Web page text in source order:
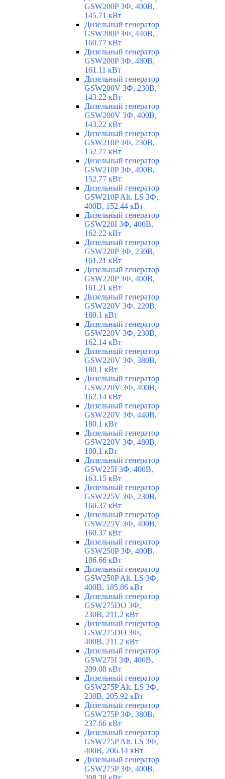
GSW200P 3Ф, 400В,
145.71 кВт
Дизельный генератор
GSW200P 3Ф, 440В,
160.77 кВт
Дизельный генератор
GSW200P 3Ф, 480В,
161.11 кВт
Дизельный генератор
GSW200V 3Ф, 230В,
143.22 кВт
Дизельный генератор
GSW200V 3Ф, 400В,
143.22 кВт
Дизельный генератор
GSW210P 3Ф, 230В,
152.77 кВт
Дизельный генератор
GSW210P 3Ф, 400В,
152.77 кВт
Дизельный генератор
GSW210P Alt. LS 3Ф,
400В, 152.44 кВт
Дизельный генератор
GSW220I 3Ф, 400В,
162.22 кВт
Дизельный генератор
GSW220P 3Ф, 230В,
161.21 кВт
Дизельный генератор
GSW220P 3Ф, 400В,
161.21 кВт
Дизельный генератор
GSW220V 3Ф, 220В,
180.1 кВт
Дизельный генератор
GSW220V 3Ф, 230В,
162.14 кВт
Дизельный генератор
GSW220V 3Ф, 380В,
180.1 кВт
Дизельный генератор
GSW220V 3Ф, 400В,
162.14 кВт
Дизельный генератор
GSW220V 3Ф, 440В,
180.1 кВт
Дизельный генератор
GSW220V 3Ф, 480В,
180.1 кВт
Дизельный генератор
GSW225I 3Ф, 400В,
163.15 кВт
Дизельный генератор
GSW225V 3Ф, 230В,
160.37 кВт
Дизельный генератор
GSW225V 3Ф, 400В,
160.37 кВт
Дизельный генератор
GSW250P 3Ф, 400В,
186.66 кВт
Дизельный генератор
GSW250P Alt. LS 3Ф,
400В, 185.86 кВт
Дизельный генератор
GSW275DO 3Ф,
230В, 211.2 кВт
Дизельный генератор
GSW275DO 3Ф,
400В, 211.2 кВт
Дизельный генератор
GSW275I 3Ф, 400В,
209.08 кВт
Дизельный генератор
GSW275P Alt. LS 3Ф,
230В, 205.92 кВт
Дизельный генератор
GSW275P 3Ф, 380В,
237.66 кВт
Дизельный генератор
GSW275P Alt. LS 3Ф,
400В, 206.14 кВт
Дизельный генератор
GSW275P 3Ф, 400В,